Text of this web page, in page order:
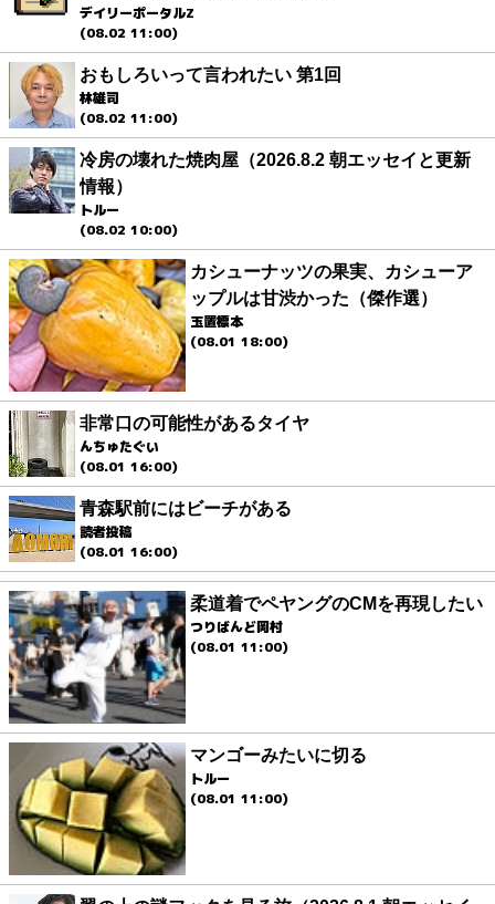
デイリーポータルZ
(08.02 11:00)
おもしろいって言われたい 第1回
林雄司
(08.02 11:00)
冷房の壊れた焼肉屋（2026.8.2 朝エッセイと更新
情報）
トルー
(08.02 10:00)
カシューナッツの果実、カシューア
ップルは甘渋かった（傑作選）
玉置標本
(08.01 18:00)
非常口の可能性があるタイヤ
んちゅたぐい
(08.01 16:00)
青森駅前にはビーチがある
読者投稿
(08.01 16:00)
柔道着でペヤングのCMを再現したい
つりばんど岡村
(08.01 11:00)
マンゴーみたいに切る
トルー
(08.01 11:00)